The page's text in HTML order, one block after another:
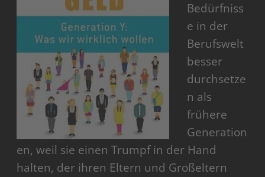
Bedürfniss
e in der
Berufswelt
besser
durchsetze
n als
frühere
Generation
en, weil sie einen Trumpf in der Hand
halten, der ihren Eltern und Großeltern